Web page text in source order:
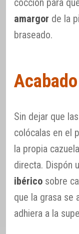
cocción para
amargor de la
braseado.
Sin dejar que las
colócalas en el
la propia
directa. Dispón
ibérico sobre
que la grasa se
adhiera a la